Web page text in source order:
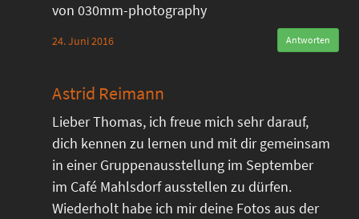
von 030mm-photography
24. Juni 2016 Antworten
Astrid Reimann
Lieber Thomas, ich freue mich sehr darauf,
dich kennen zu lernen und mit dir gemeinsam
in einer Gruppenausstellung im September
im Café Mahlsdorf ausstellen zu dürfen.
Wiederholt habe ich mir deine Fotos aus der